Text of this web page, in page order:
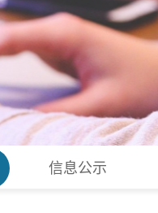
信息公示